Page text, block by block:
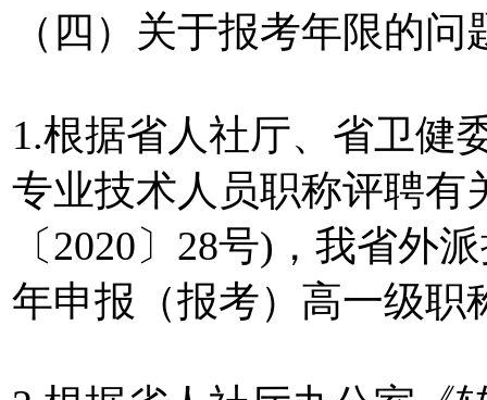
（四）关于报考年限的问
1.根据省人社厅、省卫健
专业技术人员职称评聘有
〔2020〕28号)，我省外
年申报（报考）高一级职